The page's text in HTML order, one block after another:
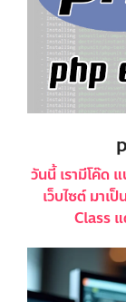
วันนี้ เรามีโค๊ด
เว็บไซต์ มาเ
Class